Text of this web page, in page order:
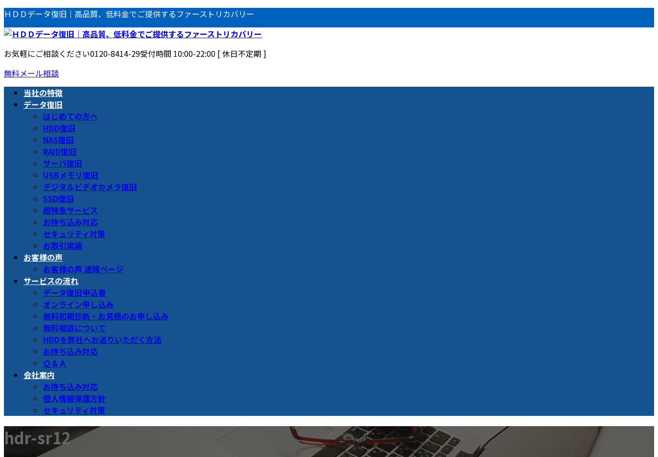
コ
ン
テ
ン
ツ
へ
ス
ナ
ビ
ゲ
ー
シ
ョ
ン
ＨＤＤデータ復旧｜高品質、低料金でご提供するファーストリカバリー
お気軽にご相談ください0120-8414-29受付時間 10:00-22:00 [ 休日不定期 ]
無料メール相談
当社の特徴
データ復旧
はじめての方へ
HDD復旧
NAS復旧
RAID復旧
サーバ復旧
USBメモリ復旧
デジタルビデオカメラ復旧
SSD復旧
超特急サービス
お持ち込み対応
セキュリティ対策
お取引実績
お客様の声
お客様の声 速報ページ
サービスの流れ
データ復旧申込書
オンライン申し込み
無料初期診断・お見積のお申し込み
無料相談について
HDDを弊社へお送りいただく方法
お持ち込み対応
Ｑ＆Ａ
会社案内
お持ち込み対応
個人情報保護方針
セキュリティ対策
hdr-sr12